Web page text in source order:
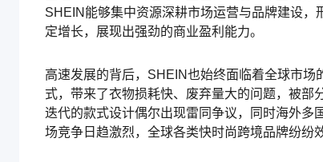
SHEIN能够集中资源深耕市场运营与品牌建设
定增长，展现出强劲的商业盈利能力。
高速发展的背后，SHEIN也始终面临着全球市
式，带来了衣物损耗快、废弃量大的问题，被部
迭代的款式设计偶尔出现雷同争议，同时海外
场竞争日趋激烈，全球各类快时尚跨境品牌纷纷